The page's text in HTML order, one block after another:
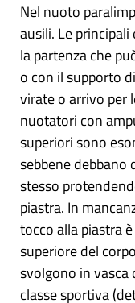
Nel nuoto
ausili. Le
la partenza che
o con il supporto
virate o arrivo per
nuotatori con
superiori sono
sebbene debbano
stesso
piastra. In
tocco alla piastra
superiore del
svolgono in vasca
classe sportiva